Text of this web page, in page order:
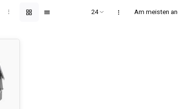
Am meisten